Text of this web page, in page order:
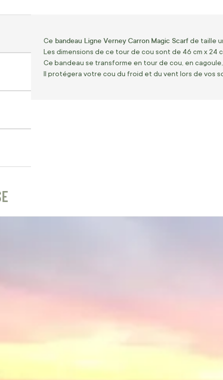
Ce bandeau Ligne Verney Carron Magic Scarfde taille
Les dimensions de ce tour de cou sont de 46 cm x 24
Ce bandeau se transforme en tour de cou, en
Il protégera votre cou du froid et du vent lors de vos